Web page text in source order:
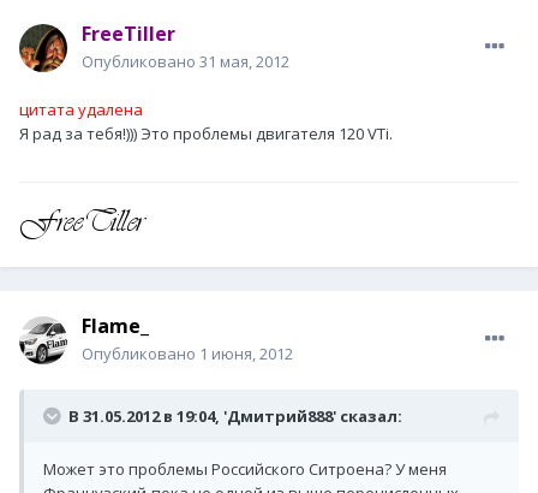
FreeTiller
Опубликовано 31 мая, 2012
цитата удалена
Я рад за тебя!))) Это проблемы двигателя 120 VTi.
Flame_
Опубликовано 1 июня, 2012
В 31.05.2012 в 19:04, 'Дмитрий888' сказал:
Может это проблемы Российского Ситроена? У меня